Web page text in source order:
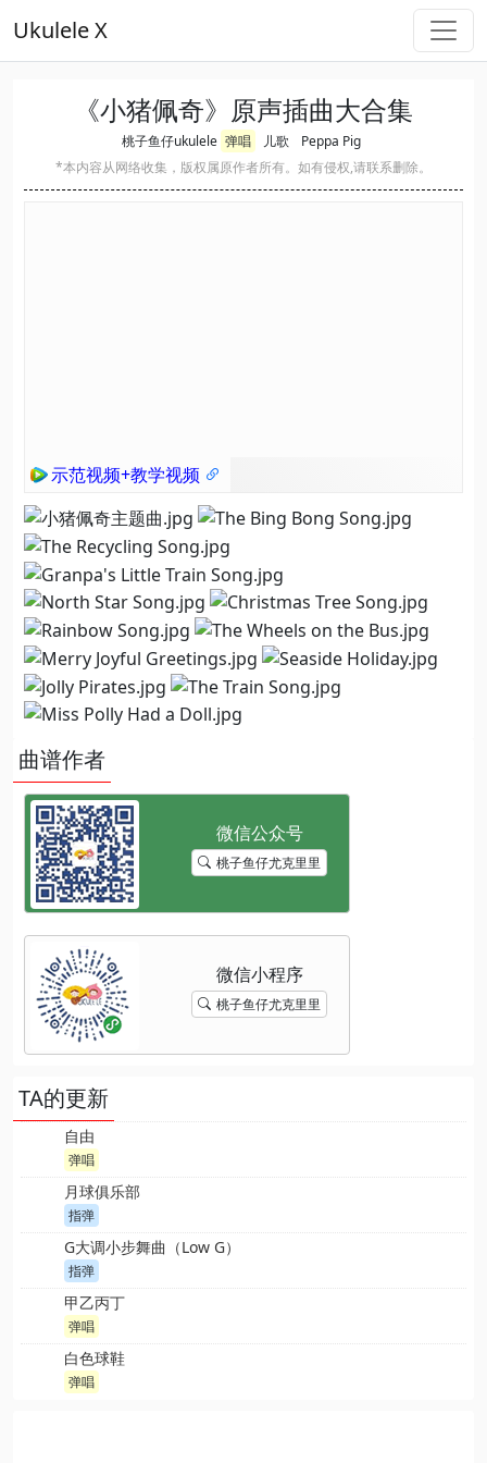
Ukulele X
《小猪佩奇》原声插曲大合集
桃子鱼仔ukulele 弹唱 儿歌
Peppa Pig
*本内容从网络收集，版权属原作者所有。如有侵权,请联系删除。
示范视频+教学视频
曲谱作者
桃子鱼仔尤克里里
桃子鱼仔尤克里里
TA的更新
自由
弹唱
月球俱乐部
指弹
G大调小步舞曲（Low G）
指弹
甲乙丙丁
弹唱
白色球鞋
弹唱